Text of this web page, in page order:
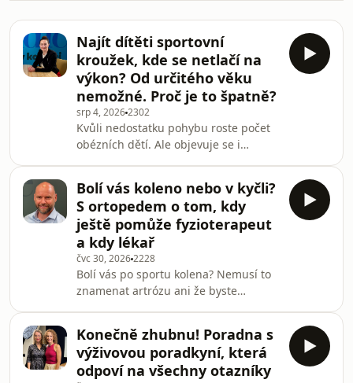
Najít dítěti sportovní
kroužek, kde se netlačí na
výkon? Od určitého věku
nemožné. Proč je to špatně?
srp 4, 20262302
Kvůli nedostatku pohybu roste počet
obézních dětí. Ale objevuje se i
od útlého věku. Kde leží zdravá
hranice mezi podporou a ambicemi
rodičů? Na to jsme se zeptali Denisy
Helceletové, bývalé vrcholové atletky a
maminky tří dětí.
Bolí vás koleno nebo v kyčli?
S ortopedem o tom, kdy
ještě pomůže fyzioterapeut
a kdy lékař
čvc 30, 20262228
Bolí vás po sportu kolena? Nemusí to
znamenat artrózu ani že byste
dříve. Kdy stačí fyzioterapie, kdy
pomůže ortoped a co dnes skutečně
umí roboticky asistované operace
Konečně zhubnu! Poradna s
výživovou poradkyní, která
odpoví na všechny otazníky